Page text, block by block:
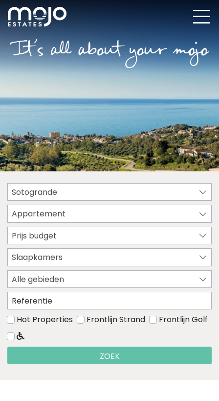
Sotogrande
Appartement
Prijs budget
Slaapkamers
Alle gebieden
Hot Properties Frontlijn Strand Frontlijn Golf
ZOEK